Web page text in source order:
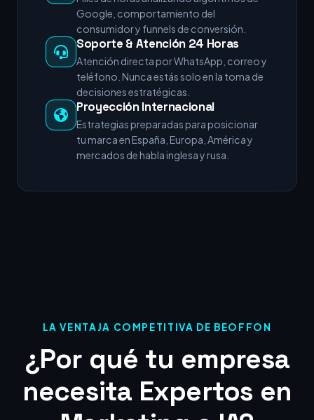
Google, comportamiento del
consumidor y funnels de conversión.
Soporte & Atención 24 Horas
Atención directa por WhatsApp, correo y
teléfono. Nunca estás solo en la toma de
decisiones estratégicas.
Proyección Internacional
Estrategias preparadas para posicionar
tu marca en España, Europa, América y
mercados de habla inglesa y rusa.
LA VENTAJA COMPETITIVA DE BEOFFON
¿Por qué tu empresa
necesita Expertos en